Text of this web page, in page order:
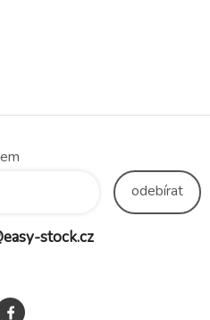
odebírat
stock.cz